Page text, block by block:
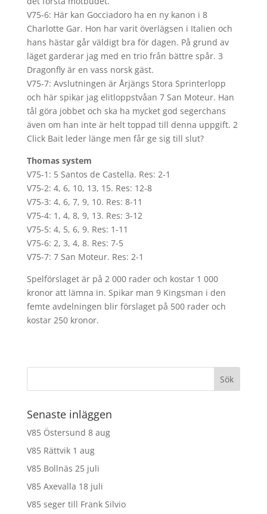
V75-6: Här kan Gocciadoro ha en ny kanon i 8
Charlotte Gar. Hon har varit överlägsen i Italien och
hans hästar går väldigt bra för dagen. På grund av
läget garderar jag med en trio från bättre spår. 3
Dragonfly är en vass norsk gäst.
V75-7: Avslutningen är Årjängs Stora Sprinterlopp
och här spikar jag elitloppstvåan 7 San Moteur. Han
tål göra jobbet och ska ha mycket god segerchans
även om han inte är helt toppad till denna uppgift. 2
Click Bait leder länge men får ge sig till slut?
Thomas system
V75-1: 5 Santos de Castella. Res: 2-1
V75-2: 4, 6, 10, 13, 15. Res: 12-8
V75-3: 4, 6, 7, 9, 10. Res: 8-11
V75-4: 1, 4, 8, 9, 13. Res: 3-12
V75-5: 4, 5, 6, 9. Res: 1-11
V75-6: 2, 3, 4, 8. Res: 7-5
V75-7: 7 San Moteur. Res: 2-1
Spelförslaget är på 2 000 rader och kostar 1 000
kronor att lämna in. Spikar man 9 Kingsman i den
femte avdelningen blir förslaget på 500 rader och
kostar 250 kronor.
Senaste inläggen
V85 Östersund 8 aug
V85 Rättvik 1 aug
V85 Bollnäs 25 juli
V85 Axevalla 18 juli
V85 seger till Frank Silvio